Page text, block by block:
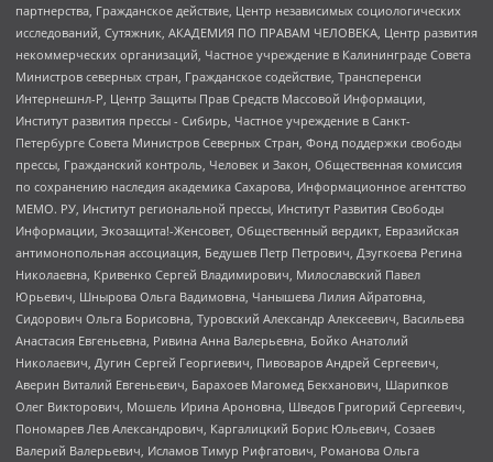
партнерства, Гражданское действие, Центр независимых социологических
исследований, Сутяжник, АКАДЕМИЯ ПО ПРАВАМ ЧЕЛОВЕКА, Центр развития
некоммерческих организаций, Частное учреждение в Калининграде Совета
Министров северных стран, Гражданское содействие, Трансперенси
Интернешнл-Р, Центр Защиты Прав Средств Массовой Информации,
Институт развития прессы - Сибирь, Частное учреждение в Санкт-
Петербурге Совета Министров Северных Стран, Фонд поддержки свободы
прессы, Гражданский контроль, Человек и Закон, Общественная комиссия
по сохранению наследия академика Сахарова, Информационное агентство
МЕМО. РУ, Институт региональной прессы, Институт Развития Свободы
Информации, Экозащита!-Женсовет, Общественный вердикт, Евразийская
антимонопольная ассоциация, Бедушев Петр Петрович, Дзугкоева Регина
Николаевна, Кривенко Сергей Владимирович, Милославский Павел
Юрьевич, Шнырова Ольга Вадимовна, Чанышева Лилия Айратовна,
Сидорович Ольга Борисовна, Туровский Александр Алексеевич, Васильева
Анастасия Евгеньевна, Ривина Анна Валерьевна, Бойко Анатолий
Николаевич, Дугин Сергей Георгиевич, Пивоваров Андрей Сергеевич,
Аверин Виталий Евгеньевич, Барахоев Магомед Бекханович, Шарипков
Олег Викторович, Мошель Ирина Ароновна, Шведов Григорий Сергеевич,
Пономарев Лев Александрович, Каргалицкий Борис Юльевич, Созаев
Валерий Валерьевич, Исламов Тимур Рифгатович, Романова Ольга